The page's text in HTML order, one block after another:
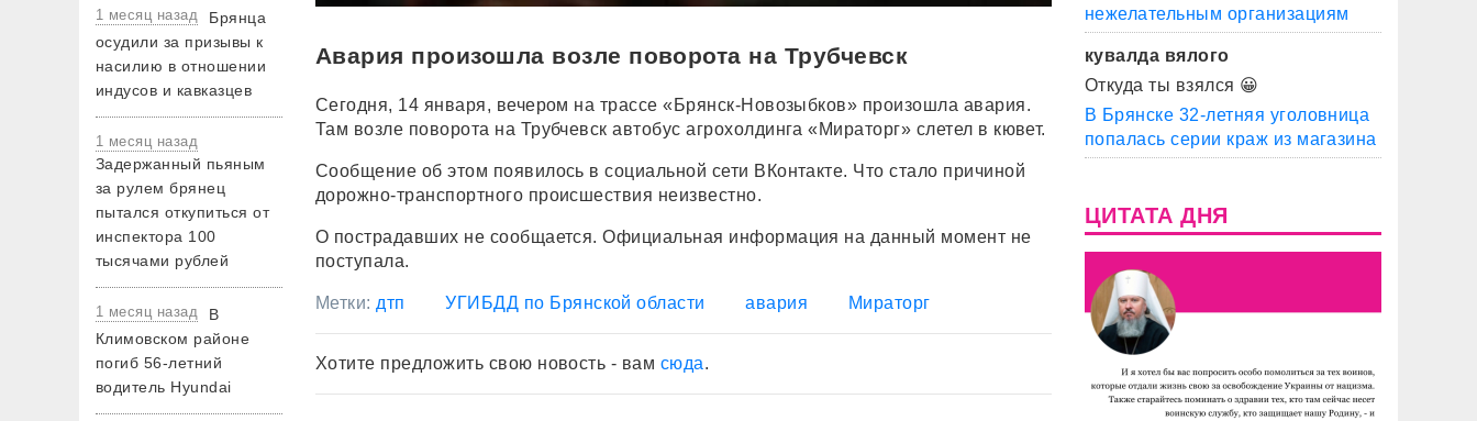
1 месяц назад
Брянца
осудили за призывы к
насилию в отношении
индусов и кавказцев
1 месяц назад
Задержанный пьяным
за рулем брянец
пытался откупиться от
инспектора 100
тысячами рублей
1 месяц назад
В
Климовском районе
погиб 56-летний
водитель Hyundai
Авария произошла возле поворота на Трубчевск
Сегодня, 14 января, вечером на трассе «Брянск-Новозыбков» произошла авария.
Там возле поворота на Трубчевск автобус агрохолдинга «Мираторг» слетел в кювет.
Сообщение об этом появилось в социальной сети ВКонтакте. Что стало причиной
дорожно-транспортного происшествия неизвестно.
О пострадавших не сообщается. Официальная информация на данный момент не
поступала.
Метки: дтп УГИБДД по Брянской области авария Мираторг
Хотите предложить свою новость - вам сюда.
нежелательным организациям
кувалда вялого
Откуда ты взялся 😀
В Брянске 32-летняя уголовница
попалась серии краж из магазина
ЦИТАТА ДНЯ